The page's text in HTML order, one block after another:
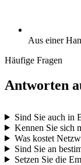
Aus einer
Häufige Fragen
Antworten
Sind Sie auch in
Kennen Sie sich
Was kostet
Sind Sie an
Setzen Sie die